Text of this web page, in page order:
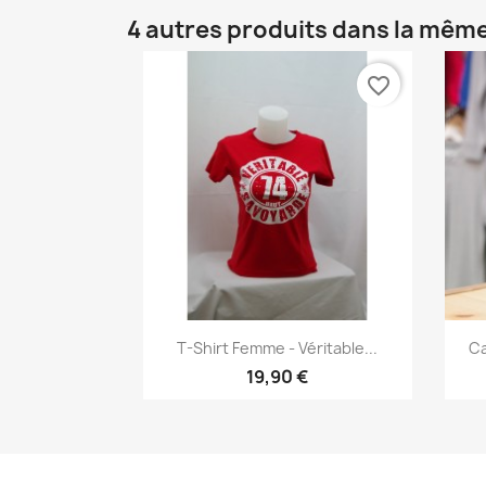
4 autres produits dans la
Aperçu rapide
T-Shirt Femme - Véritable...
19,90 €
favorite_border